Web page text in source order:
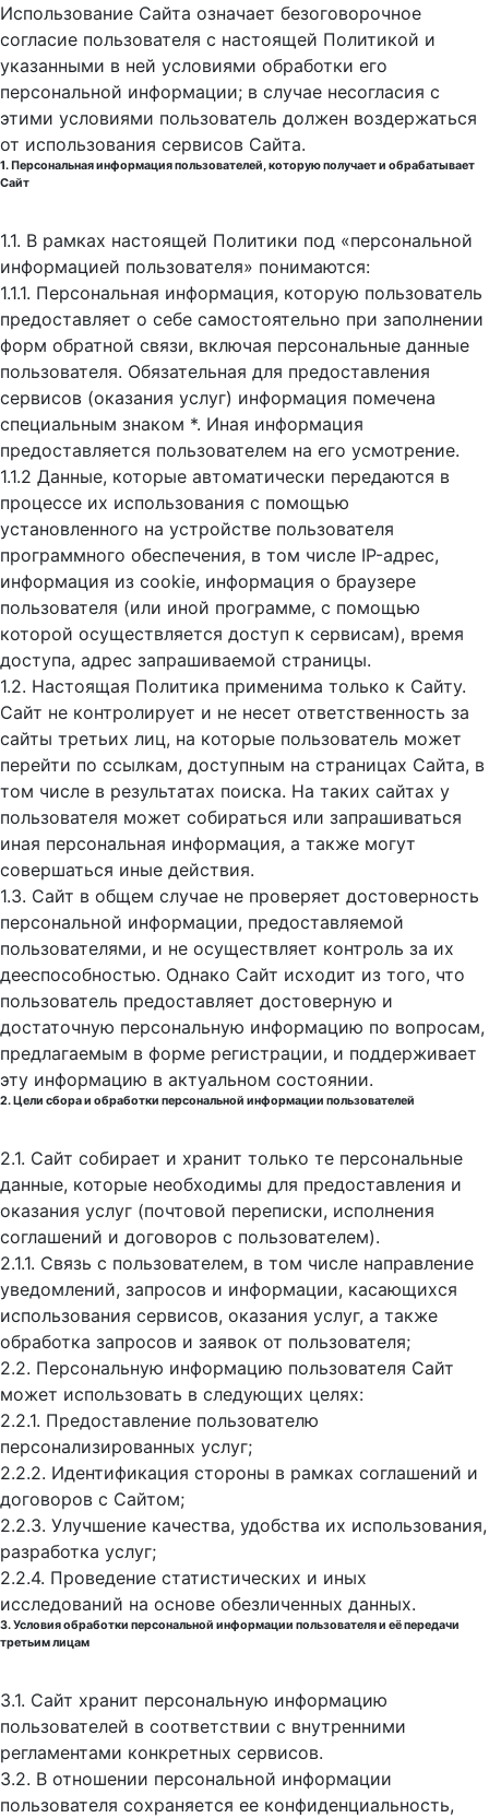
Использование Сайта означает безоговорочное
согласие пользователя с настоящей Политикой и
указанными в ней условиями обработки его
персональной информации; в случае несогласия с
этими условиями пользователь должен воздержаться
от использования сервисов Сайта.
1. Персональная информация пользователей, которую получает и обрабатывает
Сайт
1.1. В рамках настоящей Политики под «персональной
информацией пользователя» понимаются:
1.1.1. Персональная информация, которую пользователь
предоставляет о себе самостоятельно при заполнении
форм обратной связи, включая персональные данные
пользователя. Обязательная для предоставления
сервисов (оказания услуг) информация помечена
специальным знаком *. Иная информация
предоставляется пользователем на его усмотрение.
1.1.2 Данные, которые автоматически передаются в
процессе их использования с помощью
установленного на устройстве пользователя
программного обеспечения, в том числе IP-адрес,
информация из cookie, информация о браузере
пользователя (или иной программе, с помощью
которой осуществляется доступ к cервисам), время
доступа, адрес запрашиваемой страницы.
1.2. Настоящая Политика применима только к Сайту.
Сайт не контролирует и не несет ответственность за
сайты третьих лиц, на которые пользователь может
перейти по ссылкам, доступным на страницах Сайта, в
том числе в результатах поиска. На таких сайтах у
пользователя может собираться или запрашиваться
иная персональная информация, а также могут
совершаться иные действия.
1.3. Сайт в общем случае не проверяет достоверность
персональной информации, предоставляемой
пользователями, и не осуществляет контроль за их
дееспособностью. Однако Сайт исходит из того, что
пользователь предоставляет достоверную и
достаточную персональную информацию по вопросам,
предлагаемым в форме регистрации, и поддерживает
эту информацию в актуальном состоянии.
2. Цели сбора и обработки персональной информации пользователей
2.1. Сайт собирает и хранит только те персональные
данные, которые необходимы для предоставления и
оказания услуг (почтовой переписки, исполнения
соглашений и договоров с пользователем).
2.1.1. Связь с пользователем, в том числе направление
уведомлений, запросов и информации, касающихся
использования сервисов, оказания услуг, а также
обработка запросов и заявок от пользователя;
2.2. Персональную информацию пользователя Сайт
может использовать в следующих целях:
2.2.1. Предоставление пользователю
персонализированных услуг;
2.2.2. Идентификация стороны в рамках соглашений и
договоров с Сайтом;
2.2.3. Улучшение качества, удобства их использования,
разработка услуг;
2.2.4. Проведение статистических и иных
исследований на основе обезличенных данных.
3. Условия обработки персональной информации пользователя и её передачи
третьим лицам
3.1. Сайт хранит персональную информацию
пользователей в соответствии с внутренними
регламентами конкретных сервисов.
3.2. В отношении персональной информации
пользователя сохраняется ее конфиденциальность,